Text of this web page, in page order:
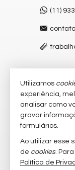
(11)
VEJA
receba
mapa
Utilizamos
experiência,
analisar como
gravar
formulários.
Ao utilizar esse
de cookies.
Política de